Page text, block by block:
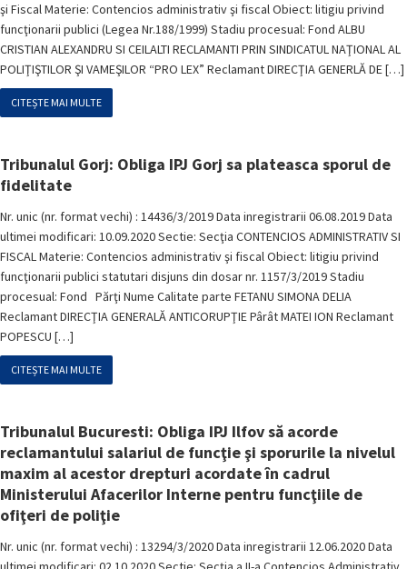
şi Fiscal Materie: Contencios administrativ şi fiscal Obiect: litigiu privind
funcţionarii publici (Legea Nr.188/1999) Stadiu procesual: Fond ALBU
CRISTIAN ALEXANDRU SI CEILALTI RECLAMANTI PRIN SINDICATUL NAŢIONAL AL
POLIŢIŞTILOR ŞI VAMEŞILOR “PRO LEX” Reclamant DIRECŢIA GENERLĂ DE […]
CITEȘTE MAI MULTE
Tribunalul Gorj: Obliga IPJ Gorj sa plateasca sporul de
fidelitate
Nr. unic (nr. format vechi) : 14436/3/2019 Data inregistrarii 06.08.2019 Data
ultimei modificari: 10.09.2020 Sectie: Secţia CONTENCIOS ADMINISTRATIV SI
FISCAL Materie: Contencios administrativ şi fiscal Obiect: litigiu privind
funcţionarii publici statutari disjuns din dosar nr. 1157/3/2019 Stadiu
procesual: Fond Părţi Nume Calitate parte FETANU SIMONA DELIA
Reclamant DIRECŢIA GENERALĂ ANTICORUPŢIE Pârât MATEI ION Reclamant
POPESCU […]
CITEȘTE MAI MULTE
Tribunalul Bucuresti: Obliga IPJ Ilfov să acorde
reclamantului salariul de funcţie şi sporurile la nivelul
maxim al acestor drepturi acordate în cadrul
Ministerului Afacerilor Interne pentru funcţiile de
ofiţeri de poliţie
Nr. unic (nr. format vechi) : 13294/3/2020 Data inregistrarii 12.06.2020 Data